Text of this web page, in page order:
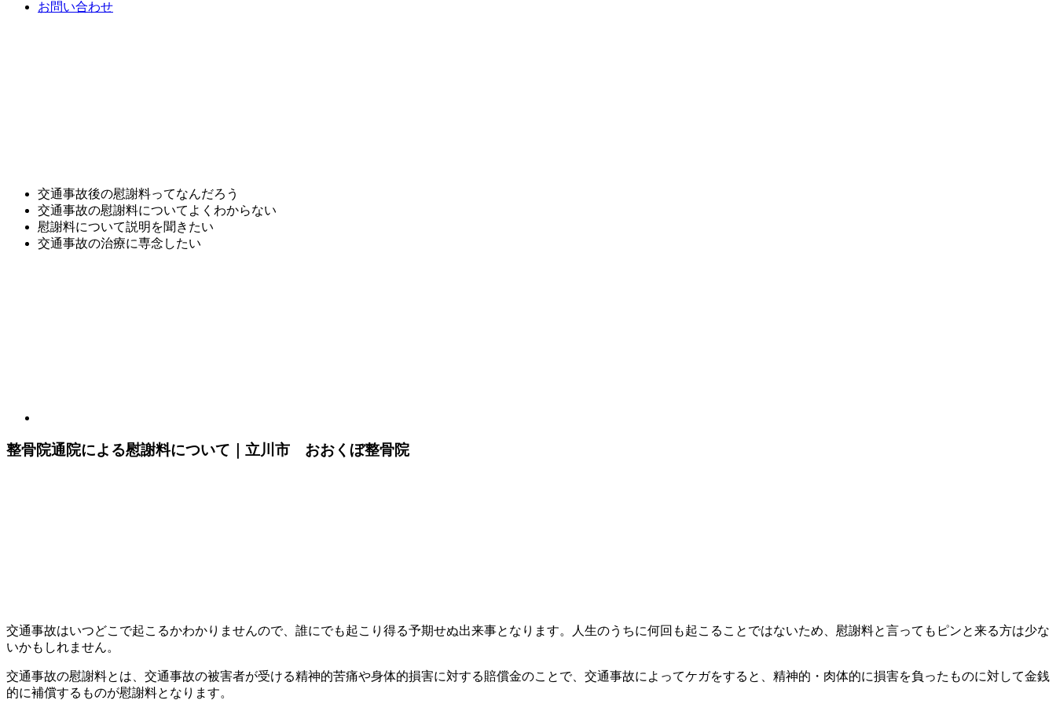
お問い合わせ
交通事故後の慰謝料ってなんだろう
交通事故の慰謝料についてよくわからない
慰謝料について説明を聞きたい
交通事故の治療に専念したい
整骨院通院による慰謝料について｜立川市 おおくぼ整骨院
交通事故はいつどこで起こるかわかりませんので、誰にでも起こり得る予期せぬ出来事となります。人生のうちに何回も起こることではないため、慰謝料と言ってもピンと来る方は少な
いかもしれません。
交通事故の慰謝料とは、交通事故の被害者が受ける精神的苦痛や身体的損害に対する賠償金のことで、交通事故によってケガをすると、精神的・肉体的に損害を負ったものに対して金銭
的に補償するものが慰謝料となります。